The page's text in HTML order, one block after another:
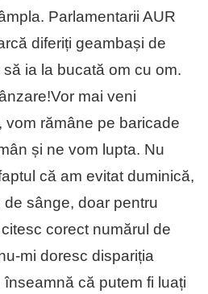
Parlamentarii AUR
diferiți geambași de
ia la bucată om cu om.
mai veni
vom rămâne pe baricade
și ne vom lupta. Nu
că am evitat duminică,
sânge, doar pentru
corect numărul de
mi doresc dispariția
că putem fi luați